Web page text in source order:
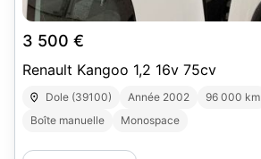
3 500 €
Renault Kangoo 1,2 16v 75cv
Dole (39100) Année 2002 96 000 km
Boîte manuelle
Monospace